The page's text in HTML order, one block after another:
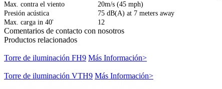
Max. contra el viento
20m/s (45 mph)
Presión acústica
75 dB(A) at 7 meters away
Max. carga in 40'
12
Comentarios de contacto con nosotros
Productos relacionados
Torre de iluminación FH9 Más Información>
Torre de iluminación VTH9 Más Información>